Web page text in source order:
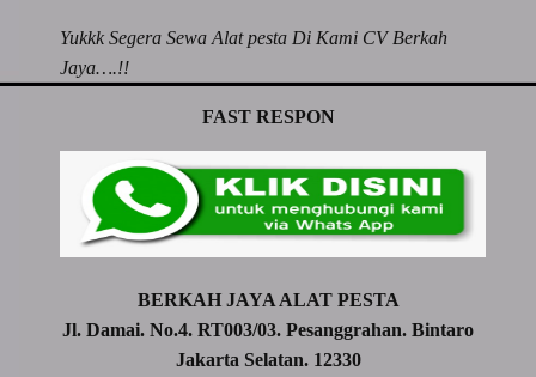
Yukkk Segera Sewa Alat pesta Di Kami CV Berkah
Jaya….!!
FAST RESPON
BERKAH JAYA ALAT PESTA
Jl. Damai. No.4. RT003/03. Pesanggrahan. Bintaro
Jakarta Selatan. 12330